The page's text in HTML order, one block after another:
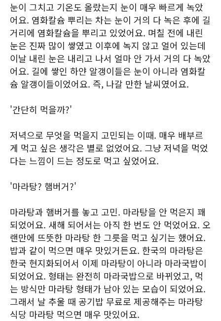
눈이 그치고 기온도 올랐는지 눈이 매우 빠르게 녹았
어요. 염화칼슘 뿌리는 차는 눈이 거의 다 녹은 후에 길
거리에 염화칼슘을 뿌리고 있었어요. 며칠 전에 내린
눈은 진짜 많이 쌓였고 이후에 녹지 않고 얼어 있는데
이날 내린 눈은 내리고 나서 얼마 안 가서 거의 다 녹았
어요. 길에 쌓인 하얀 알갱이들은 눈이 아니라 염화칼
슘 알갱이들이었어요. 즉, 나갈 만한 날씨였어요.
'간단히 먹을까?'
저녁으로 무엇을 먹을지 고민되는 이때. 매우 배부르
게 먹고 싶은 생각은 별로 없었어요. 그냥 저녁을 먹었
다는 느낌이 드는 정도로 먹고 싶었어요.
'마라탕? 햄버거?'
마라탕과 햄버거를 놓고 고민. 마라탕을 안 먹은지 꽤
되었어요. 새해 되어서는 아직 한 번도 안 먹었어요. 오
랜만에 뜨뜻한 마라탕 한 그릇을 먹고 싶기는 했어요.
밥과 같이 먹으면 매우 맛있거든요. 한국의 마라탕은
한국 현지화되어서 이제 마라탕이 아니라 마라국밥이
되었어요. 형태는 완전히 마라국밥으로 바뀌었고, 먹
는 방식만 마라탕 형태가 남아 있는 모습이 되었어요.
그래서 날 추울 때 공기밥 무료로 제공해주는 마라탕
식당 마라탕 먹으면 매우 맛있어요.